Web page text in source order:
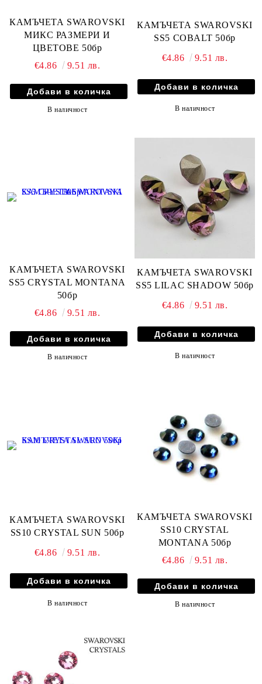
КАМЪЧЕТА SWAROVSKI
МИКС РАЗМЕРИ И
ЦВЕТОВЕ 50бр
€4.86
9.51 лв.
В наличност
КАМЪЧЕТА SWAROVSKI
SS5 COBALT 50бр
€4.86 9.51 лв.
В наличност
КАМЪЧЕТА SWAROVSKI
SS5 CRYSTAL MONTANA
50бр
€4.86
9.51 лв.
В наличност
КАМЪЧЕТА SWAROVSKI
SS5 LILAC SHADOW 50бр
€4.86 9.51 лв.
В наличност
КАМЪЧЕТА SWAROVSKI
SS10 CRYSTAL SUN 50бр
€4.86 9.51 лв.
В наличност
КАМЪЧЕТА SWAROVSKI
SS10 CRYSTAL
MONTANA 50бр
€4.86
9.51 лв.
В наличност